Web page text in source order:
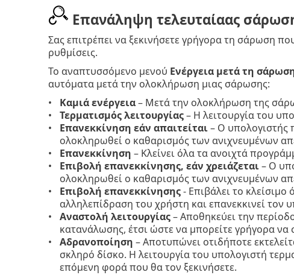
Επανάληψη τελευταίαας
Σας επιτρέπει να ξεκινήσετε γρήγορα τη σάρωση
ρυθμίσεις.
Το αναπτυσσόμενο μενού Ενέργεια μετά τη
αυτόματα μετά την ολοκλήρωση μιας σάρωσης:
Καμιά ενέργεια– Μετά την ολοκλήρωση της
Τερματισμός λειτουργίας– Η λειτουργία του
Επανεκκίνηση εάν απαιτείται– Ο υπολογιστής
ολοκληρωθεί ο καθαρισμός των ανιχνευμένων
Επανεκκίνηση – Κλείνει όλα τα ανοιχτά
Επιβολή επανεκκίνησης, εάν χρειάζεται– Ο
ολοκληρωθεί ο καθαρισμός των ανιχνευμένων
Επιβολή επανεκκίνησης- Επιβάλει το
αλληλεπίδραση του χρήστη και επανεκκινεί
Αναστολή λειτουργίας– Αποθηκεύει την
κατανάλωσης, έτσι ώστε να μπορείτε γρήγορα να
Αδρανοποίηση – Αποτυπώνει οτιδήποτε
σκληρό δίσκο. Η λειτουργία του υπολογιστή
επόμενη φορά που θα τον ξεκινήσετε.